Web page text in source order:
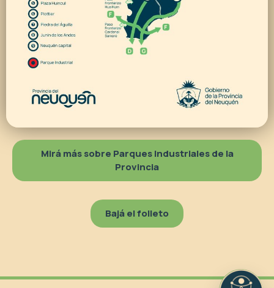
Mirá más sobre Parques Industriales de la
Provincia
Bajá el folleto